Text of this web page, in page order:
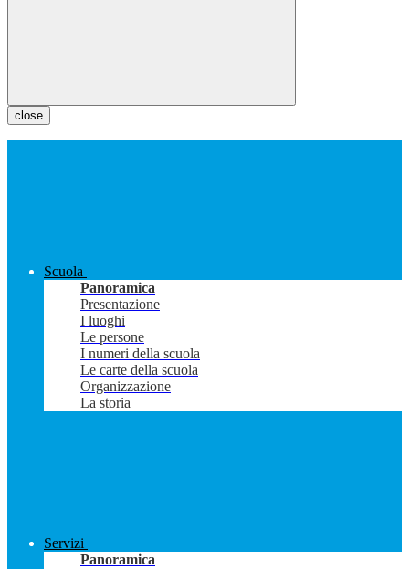
close
Scuola
Panoramica
Presentazione
I luoghi
Le persone
I numeri della scuola
Le carte della scuola
Organizzazione
La storia
Servizi
Panoramica